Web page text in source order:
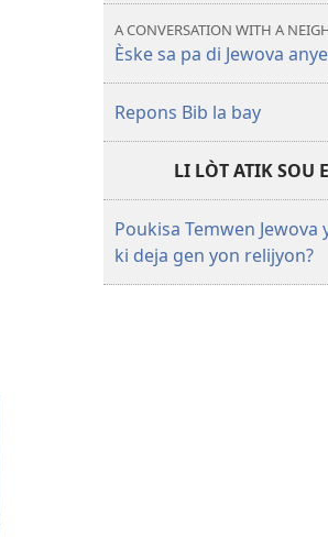
A CONVERSATION WITH A
Èske sa pa di Jewova
Repons Bib la bay
LI LÒT ATIK SOU
Poukisa Temwen
ki deja gen yon relijyon?